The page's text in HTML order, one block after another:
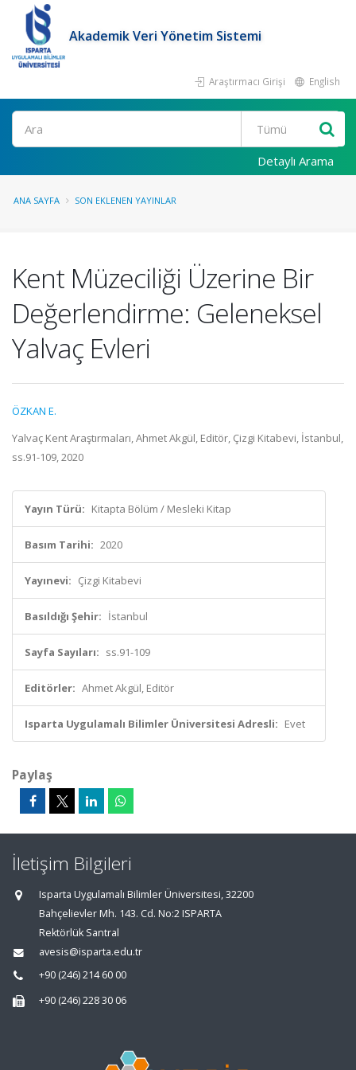
Akademik Veri Yönetim Sistemi
Araştırmacı Girişi English
Ara
Detaylı Arama
ANA SAYFA SON EKLENEN YAYINLAR
Kent Müzeciliği Üzerine Bir
Değerlendirme: Geleneksel
Yalvaç Evleri
ÖZKAN E.
Yalvaç Kent Araştırmaları, Ahmet Akgül, Editör, Çizgi Kitabevi, İstanbul,
ss.91-109, 2020
Yayın Türü: Kitapta Bölüm / Mesleki Kitap
Basım Tarihi: 2020
Yayınevi: Çizgi Kitabevi
Basıldığı Şehir: İstanbul
Sayfa Sayıları: ss.91-109
Editörler: Ahmet Akgül, Editör
Isparta Uygulamalı Bilimler Üniversitesi Adresli: Evet
Paylaş
İletişim Bilgileri
Isparta Uygulamalı Bilimler Üniversitesi, 32200
Bahçelievler Mh. 143. Cd. No:2 ISPARTA
Rektörlük Santral
avesis@isparta.edu.tr
+90 (246) 214 60 00
+90 (246) 228 30 06